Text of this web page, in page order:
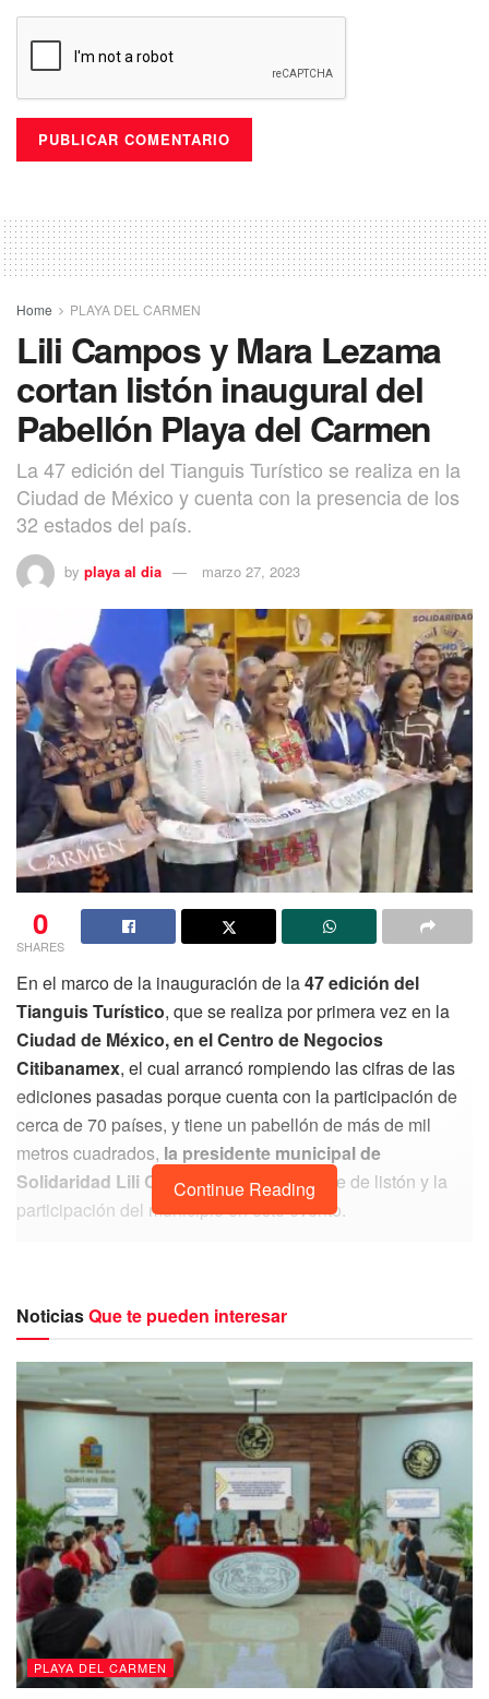
Home PLAYA DEL CARMEN
Lili Campos y Mara Lezama
cortan listón inaugural del
Pabellón Playa del Carmen
La 47 edición del Tianguis Turístico se realiza en la
Ciudad de México y cuenta con la presencia de los
32 estados del país.
by playa al dia marzo 27, 2023
0
SHARES
En el marco de la inauguración de la47 edición del
Tianguis Turístico, que se realiza por primera vez en la
Ciudad de México, en el Centro de Negocios
Citibanamex, el cual arrancó rompiendo las cifras de las
ediciones pasadas porque cuenta con la participación de
cerca de 70 países, y tiene un pabellón de más de mil
metros cuadrados, la presidente municipal de
Solidaridad Lili Camposse refirió al corte de listón y la
participación del municipio en este evento.
junto a la gobernadora y todos los
presidentes municipales de Quintana
Roo estamos aquí presentes, en el
caso de Solidaridad, impulsando el
turismo para beneficio de nuestra
gente, para beneficio de nuestra
economía local por su puesto”.
Es destacable mencionar que elTianguis Turísticose
llevará a cabo desde hoy 27 de marzo y finaliza el próximo
29 del mismo mes, en esta ocasión la entidad participa con
una delegación que expone los atractivos de sus 12
destinos turísticos en sus 11 municipios, en el evento
Continue Reading
NoticiasQue te pueden interesar
PLAYA DEL CARMEN